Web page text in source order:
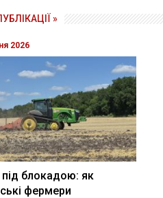
»
2026
блокадою: як
фермери